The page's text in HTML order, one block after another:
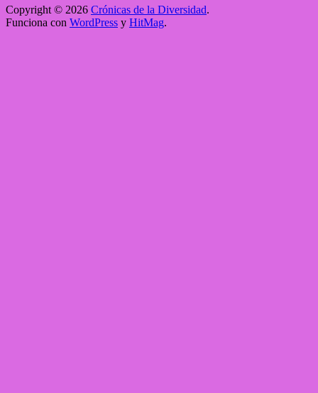
Copyright © 2026 Crónicas de la Diversidad.
Funciona con WordPress y HitMag.